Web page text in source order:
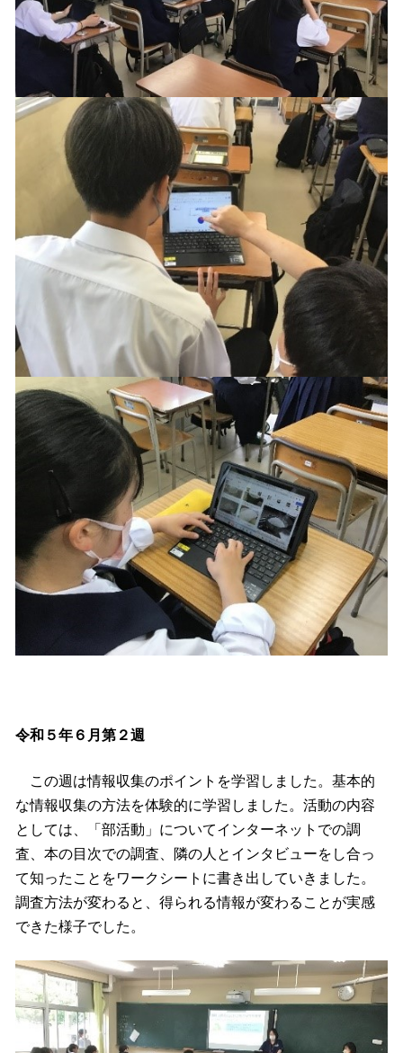
令和５年６月第２週
この週は情報収集のポイントを学習しました。基本的
な情報収集の方法を体験的に学習しました。活動の内容
としては、「部活動」についてインターネットでの調
査、本の目次での調査、隣の人とインタビューをし合っ
て知ったことをワークシートに書き出していきました。
調査方法が変わると、得られる情報が変わることが実感
できた様子でした。